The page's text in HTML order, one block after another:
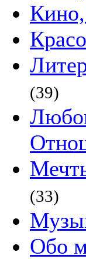
(39)
(33)
Обо